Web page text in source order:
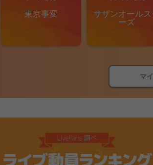
東京事変
サザンオールス
ーズ
マ